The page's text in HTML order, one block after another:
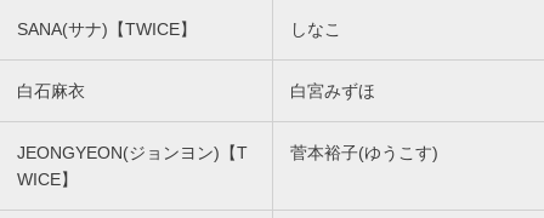
SANA(サナ)【TWICE】 しなこ
白石麻衣 白宮みずほ
JEONGYEON(ジョンヨン)【T
WICE】
菅本裕子(ゆうこす)